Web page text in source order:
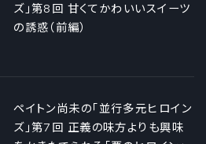
ズ」第8回 甘くてかわいいスイーツ
の誘惑（前編）
ペイトン尚未の「並行多元ヒロイン
ズ」第7回 正義の味方よりも興味